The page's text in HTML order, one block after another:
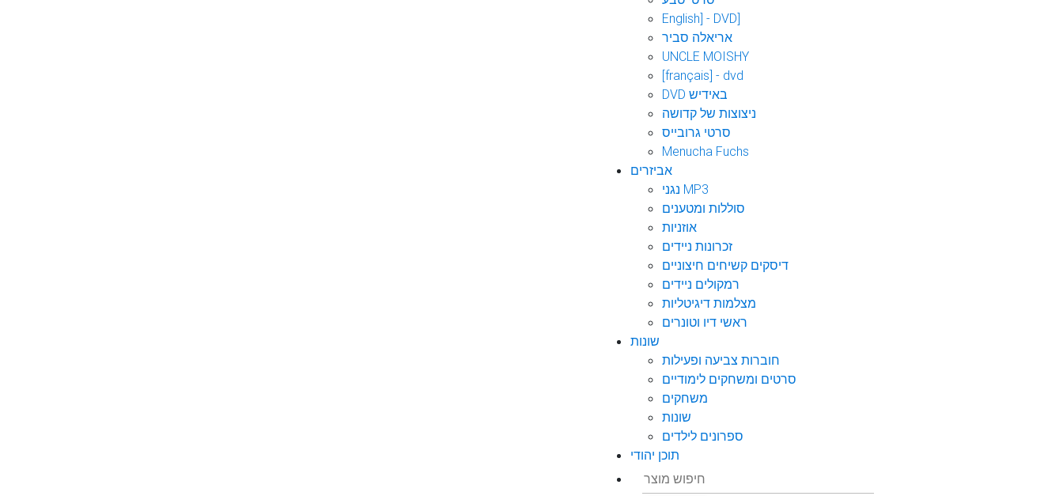
English] - DVD]
אריאלה סביר
UNCLE MOISHY
[français] - dvd
DVD באידיש
ניצוצות של קדושה
סרטי גרובייס
Menucha Fuchs
אביזרים
נגני MP3
סוללות ומטענים
אוזניות
זכרונות ניידים
דיסקים קשיחים חיצוניים
רמקולים ניידים
מצלמות דיגיטליות
ראשי דיו וטונרים
שונות
חוברות צביעה ופעילות
סרטים ומשחקים לימודיים
משחקים
שונות
ספרונים לילדים
תוכן יהודי